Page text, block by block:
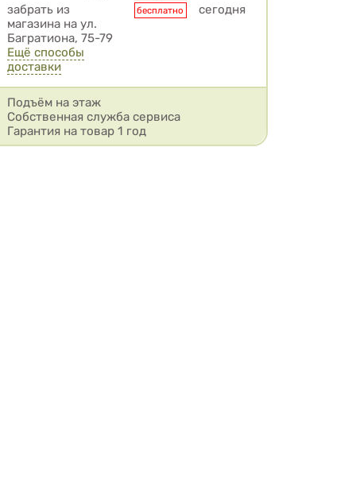
забрать из
магазина на ул.
Багратиона, 75-79
бесплатно сегодня
Ещё способы
доставки
Подъём на этаж
Собственная служба сервиса
Гарантия на товар 1 год